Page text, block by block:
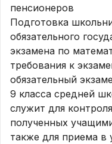
пенсионеров
Подготовка
обязательного
экзамена по
требования к
обязательный
9 класса средней
служит для
полученных
также для приема в